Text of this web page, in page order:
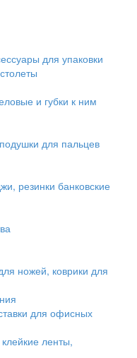
для упаковки
и губки к ним
для пальцев
резинки банковские
ножей, коврики для
для офисных
ленты,